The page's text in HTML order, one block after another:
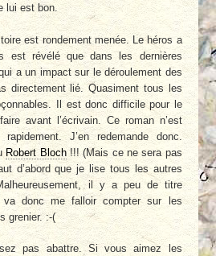
lui est bon.
est rondement menée. Le héros a
est révélé que dans les dernières
a un impact sur le déroulement des
directement lié. Quasiment tous les
Il est donc difficile pour le
avant l’écrivain. Ce roman n’est
J’en redemande donc.
Robert Bloch!!! (Mais ce ne sera pas
d’abord que je lise tous les autres
il y a peu de titre
va donc me falloir compter sur les
grenier. :-(
pas abattre. Si vous aimez les